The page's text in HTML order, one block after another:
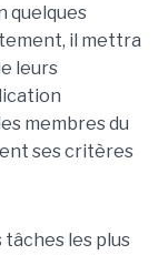
quelques
il mettra
leurs
membres du
ses critères
tâches les plus